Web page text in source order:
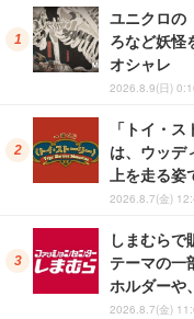
ユニクロの
ろなど妖怪
オシャレ
2026.8.9(日)
「トイ・
は、ウッデ
上を走る姿
2026.8.7(金)
しまむらで
テーマの一
ホルダーや
2026.8.7(金)